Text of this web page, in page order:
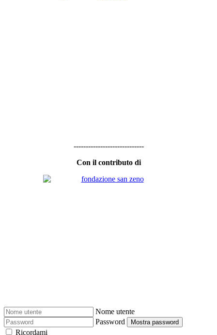
-----------------------------
Con il contributo di
Nome utente
Password
Mostra password
Ricordami